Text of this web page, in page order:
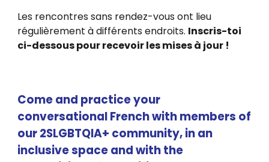
Les rencontres sans rendez-vous ont lieu
régulièrement à différents endroits. Inscris-toi
ci-dessous pour recevoir les mises à jour !
Come and practice your
conversational French with members of
our 2SLGBTQIA+ community, in an
inclusive space and with the